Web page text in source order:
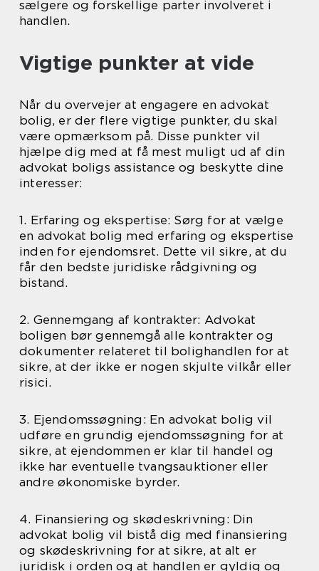
sælgere og forskellige parter involveret i
handlen.
Vigtige punkter at vide
Når du overvejer at engagere en advokat
bolig, er der flere vigtige punkter, du skal
være opmærksom på. Disse punkter vil
hjælpe dig med at få mest muligt ud af din
advokat boligs assistance og beskytte dine
interesser:
1. Erfaring og ekspertise: Sørg for at vælge
en advokat bolig med erfaring og ekspertise
inden for ejendomsret. Dette vil sikre, at du
får den bedste juridiske rådgivning og
bistand.
2. Gennemgang af kontrakter: Advokat
boligen bør gennemgå alle kontrakter og
dokumenter relateret til bolighandlen for at
sikre, at der ikke er nogen skjulte vilkår eller
risici.
3. Ejendomssøgning: En advokat bolig vil
udføre en grundig ejendomssøgning for at
sikre, at ejendommen er klar til handel og
ikke har eventuelle tvangsauktioner eller
andre økonomiske byrder.
4. Finansiering og skødeskrivning: Din
advokat bolig vil bistå dig med finansiering
og skødeskrivning for at sikre, at alt er
juridisk i orden og at handlen er gyldig og